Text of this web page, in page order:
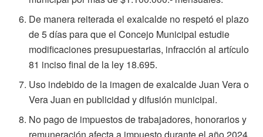
De manera reiterada el exalcalde no respetó el plazo
de 5 días para que el Concejo Municipal estudie
modificaciones presupuestarias, infracción al artículo
81 inciso final de la ley 18.695.
Uso indebido de la imagen de exalcalde Juan Vera o
Vera Juan en publicidad y difusión municipal.
No pago de impuestos de trabajadores, honorarios y
remuneración afecta a impuesto durante el año 2024.